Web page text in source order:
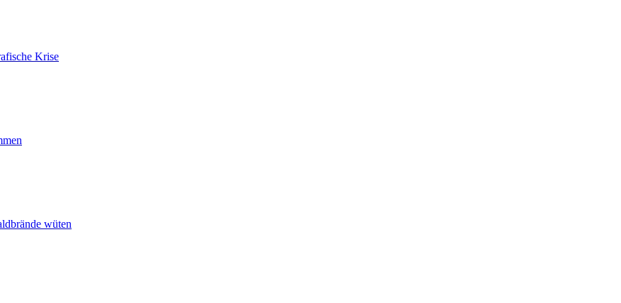
Krise
wüten